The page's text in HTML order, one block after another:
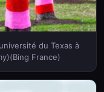
du Texas à
France)